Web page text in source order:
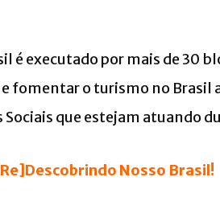
é executado por mais de 30
fomentar o turismo no Brasil
que estejam atuando
Nosso Brasil!